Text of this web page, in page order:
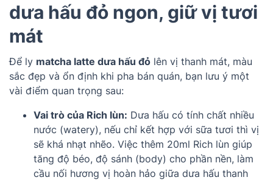
dưa hấu đỏ ngon, giữ vị tươi
mát
Để ly matcha latte dưa hấu đỏ lên vị thanh mát, màu
sắc đẹp và ổn định khi pha bán quán, bạn lưu ý một
vài điểm quan trọng sau:
Vai trò của Rich lùn: Dưa hấu có tính chất nhiều
nước (watery), nếu chỉ kết hợp với sữa tươi thì vị
sẽ khá nhạt nhẽo. Việc thêm 20ml Rich lùn giúp
tăng độ béo, độ sánh (body) cho phần nền, làm
cầu nối hương vị hoàn hảo giữa dưa hấu thanh